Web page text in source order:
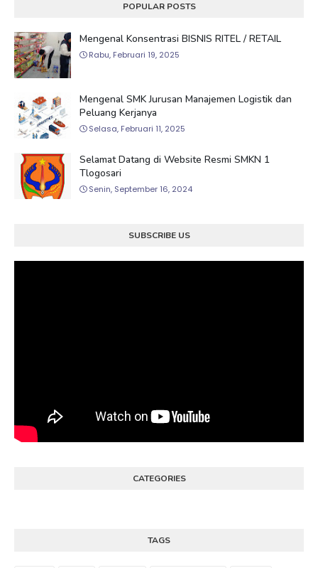
POPULAR POSTS
Mengenal Konsentrasi BISNIS RITEL / RETAIL
Rabu, Februari 19, 2025
Mengenal SMK Jurusan Manajemen Logistik dan
Peluang Kerjanya
Selasa, Februari 11, 2025
Selamat Datang di Website Resmi SMKN 1
Tlogosari
Senin, September 16, 2024
SUBSCRIBE US
CATEGORIES
TAGS